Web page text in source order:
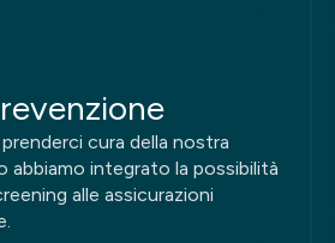
cura della nostra
abbiamo integrato la possibilità
alle assicurazioni